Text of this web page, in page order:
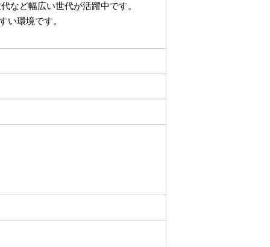
など幅広い世代が活躍中です。
い環境です。